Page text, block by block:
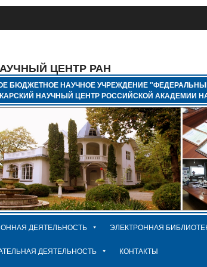
ЦЕНТР РАН
БЮДЖЕТНОЕ НАУЧНОЕ УЧРЕЖДЕНИЕ
НАУЧНЫЙ ЦЕНТР РОССИЙСКОЙ АКАДЕМИИ
ДЕЯТЕЛЬНОСТЬ ЭЛЕКТРОННАЯ
ДЕЯТЕЛЬНОСТЬ КОНТАКТЫ